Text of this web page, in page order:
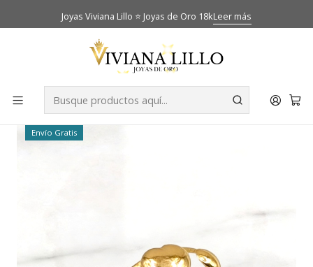
Joyas Viviana Lillo ⭐ Joyas de Oro 18kLeer más
Catálogo Anillos Anillo tres corazones Oro 18k
-34% OFF
Envío Gratis